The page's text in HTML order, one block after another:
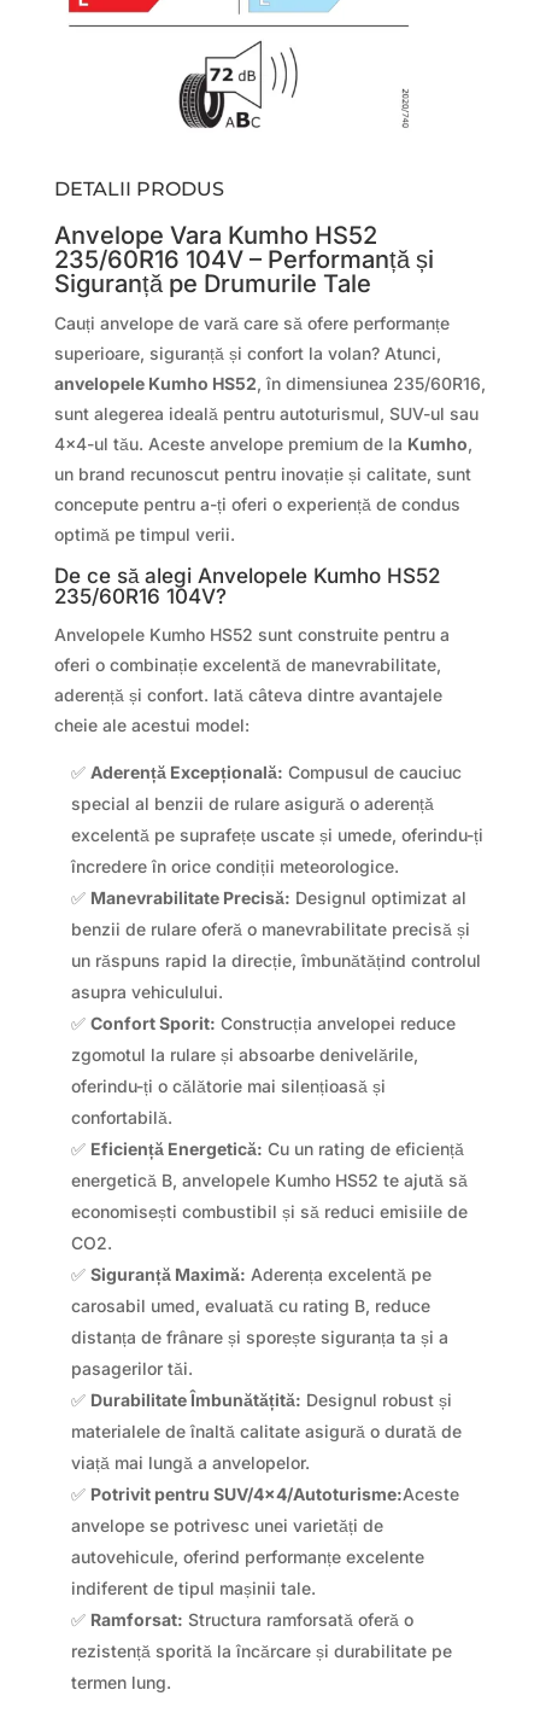
DETALII PRODUS
Anvelope Vara Kumho HS52
235/60R16 104V – Performanță și
Siguranță pe Drumurile Tale
Cauți anvelope de vară care să ofere performanțe
superioare, siguranță și confort la volan? Atunci,
anvelopele Kumho HS52, în dimensiunea 235/60R16,
sunt alegerea ideală pentru autoturismul, SUV-ul sau
4×4-ul tău. Aceste anvelope premium de la Kumho,
un brand recunoscut pentru inovație și calitate, sunt
concepute pentru a-ți oferi o experiență de condus
optimă pe timpul verii.
De ce să alegi Anvelopele Kumho HS52
235/60R16 104V?
Anvelopele Kumho HS52 sunt construite pentru a
oferi o combinație excelentă de manevrabilitate,
aderență și confort. Iată câteva dintre avantajele
cheie ale acestui model:
✅ Aderență Excepțională: Compusul de cauciuc
special al benzii de rulare asigură o aderență
excelentă pe suprafețe uscate și umede, oferindu-ți
încredere în orice condiții meteorologice.
✅ Manevrabilitate Precisă: Designul optimizat al
benzii de rulare oferă o manevrabilitate precisă și
un răspuns rapid la direcție, îmbunătățind controlul
asupra vehiculului.
✅ Confort Sporit: Construcția anvelopei reduce
zgomotul la rulare și absoarbe denivelările,
oferindu-ți o călătorie mai silențioasă și
confortabilă.
✅ Eficiență Energetică: Cu un rating de eficiență
energetică B, anvelopele Kumho HS52 te ajută să
economisești combustibil și să reduci emisiile de
CO2.
✅ Siguranță Maximă: Aderența excelentă pe
carosabil umed, evaluată cu rating B, reduce
distanța de frânare și sporește siguranța ta și a
pasagerilor tăi.
✅ Durabilitate Îmbunătățită: Designul robust și
materialele de înaltă calitate asigură o durată de
viață mai lungă a anvelopelor.
✅ Potrivit pentru SUV/4×4/Autoturisme:Aceste
anvelope se potrivesc unei varietăți de
autovehicule, oferind performanțe excelente
indiferent de tipul mașinii tale.
✅ Ramforsat: Structura ramforsată oferă o
rezistență sporită la încărcare și durabilitate pe
termen lung.